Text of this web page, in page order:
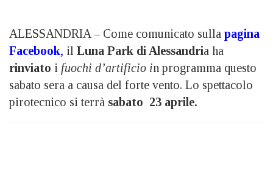
ALESSANDRIA – Come comunicato sulla pagina
Facebook, il Luna Park di Alessandria ha
rinviato i fuochi d’artificio in programma questo
sabato sera a causa del forte vento. Lo spettacolo
pirotecnico si terrà sabato 23 aprile.